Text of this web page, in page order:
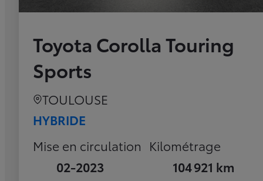
Toyota Corolla Touring
Sports
TOULOUSE
HYBRIDE
Mise en circulation
02-2023
Kilométrage
104 921 km